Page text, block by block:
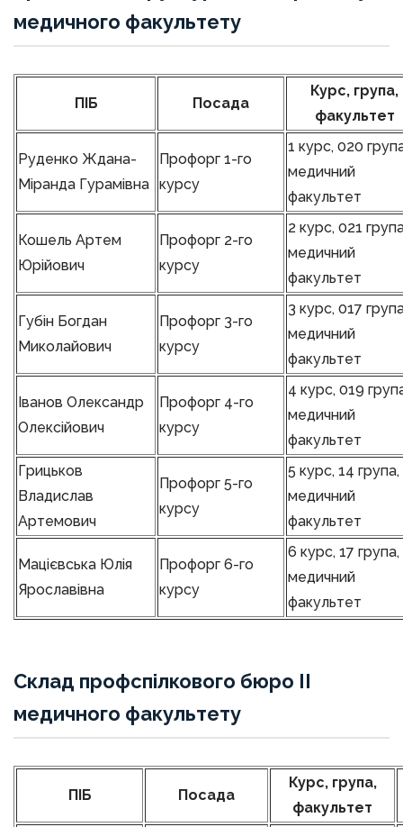
медичного факультету
ПІБ Посада
Курс, група,
факультет
Руденко Ждана-
Міранда Гурамівна
Профорг 1-го
курсу
1 курс, 020
медичний
факультет
Кошель Артем
Юрійович
Профорг 2-го
курсу
2 курс, 021
медичний
факультет
Губін Богдан
Миколайович
Профорг 3-го
курсу
3 курс, 017
медичний
факультет
Іванов Олександр
Олексійович
Профорг 4-го
курсу
4 курс, 019
медичний
факультет
Грицьков
Владислав
Артемович
Профорг 5-го
курсу
5 курс, 14 група,
медичний
факультет
Мацієвська Юлія
Ярославівна
Профорг 6-го
курсу
6 курс, 17 група,
медичний
факультет
Склад профспілкового бюро ІІ
медичного факультету
ПІБ Посада
Курс, група,
факультет